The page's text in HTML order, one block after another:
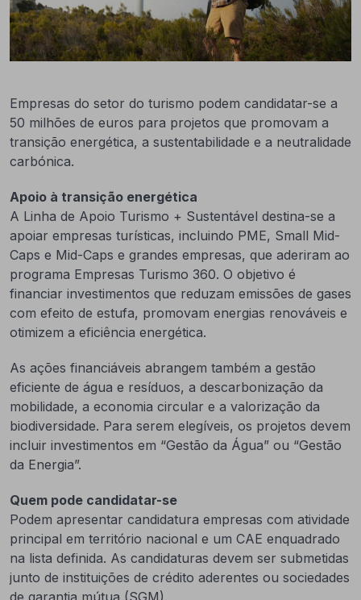
Empresas do setor do turismo podem candidatar-se a
50 milhões de euros para projetos que promovam a
transição energética, a sustentabilidade e a neutralidade
carbónica.
Apoio à transição energética
A Linha de Apoio Turismo + Sustentável destina-se a
apoiar empresas turísticas, incluindo PME, Small Mid-
Caps e Mid-Caps e grandes empresas, que aderiram ao
programa Empresas Turismo 360. O objetivo é
financiar investimentos que reduzam emissões de gases
com efeito de estufa, promovam energias renováveis e
otimizem a eficiência energética.
As ações financiáveis abrangem também a gestão
eficiente de água e resíduos, a descarbonização da
mobilidade, a economia circular e a valorização da
biodiversidade. Para serem elegíveis, os projetos devem
incluir investimentos em “Gestão da Água” ou “Gestão
da Energia”.
Quem pode candidatar-se
Podem apresentar candidatura empresas com atividade
principal em território nacional e um CAE enquadrado
na lista definida. As candidaturas devem ser submetidas
junto de instituições de crédito aderentes ou sociedades
de garantia mútua (SGM).